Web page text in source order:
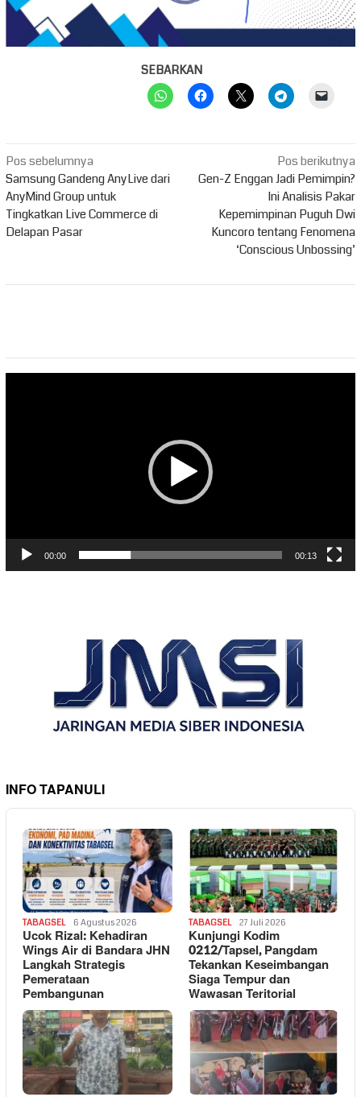
SEBARKAN
Navigasi
pos
Pos sebelumnya
Samsung Gandeng AnyLive dari
AnyMind Group untuk
Tingkatkan Live Commerce di
Delapan Pasar
Pos berikutnya
Gen-Z Enggan Jadi Pemimpin?
Ini Analisis Pakar
Kepemimpinan Puguh Dwi
Kuncoro tentang Fenomena
‘Conscious Unbossing’
00:00 00:13
INFO TAPANULI
TABAGSEL 6 Agustus 2026
Ucok Rizal: Kehadiran
Wings Air di Bandara JHN
Langkah Strategis
Pemerataan
Pembangunan
TABAGSEL 27 Juli 2026
Kunjungi Kodim
0212/Tapsel, Pangdam
Tekankan Keseimbangan
Siaga Tempur dan
Wawasan Teritorial